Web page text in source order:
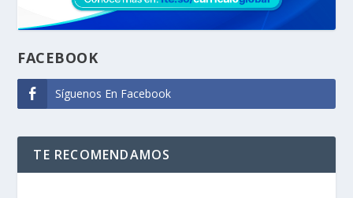
FACEBOOK
Síguenos En Facebook
TE RECOMENDAMOS